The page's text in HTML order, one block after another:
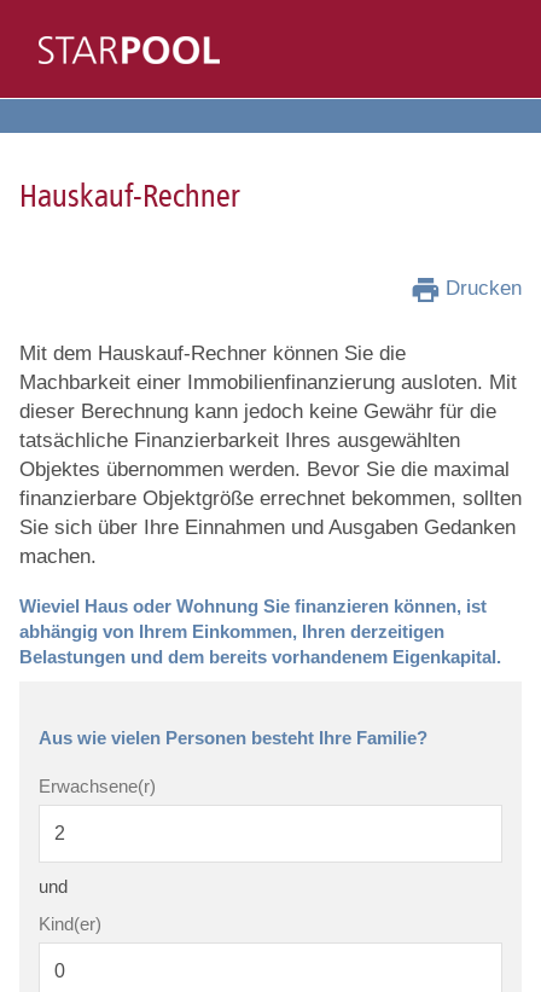
Hauskauf-Rechner
Drucken
Mit dem Hauskauf-Rechner können Sie die
Machbarkeit einer Immobilienfinanzierung ausloten. Mit
dieser Berechnung kann jedoch keine Gewähr für die
tatsächliche Finanzierbarkeit Ihres ausgewählten
Objektes übernommen werden. Bevor Sie die maximal
finanzierbare Objektgröße errechnet bekommen, sollten
Sie sich über Ihre Einnahmen und Ausgaben Gedanken
machen.
Wieviel Haus oder Wohnung Sie finanzieren können, ist
abhängig von Ihrem Einkommen, Ihren derzeitigen
Belastungen und dem bereits vorhandenem Eigenkapital.
Aus wie vielen Personen besteht Ihre Familie?
Erwachsene(r)
und
Kind(er)